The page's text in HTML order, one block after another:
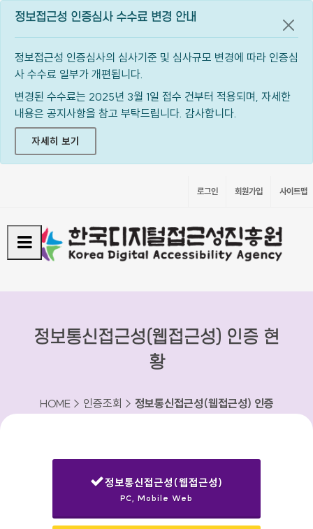
정보접근성 인증심사 수수료 변경 안내
정보접근성 인증심사의 심사기준 및 심사규모 변경에 따라 인증심
사 수수료 일부가 개편됩니다.
변경된 수수료는 2025년 3월 1일 접수 건부터 적용되며, 자세한
내용은 공지사항을 참고 부탁드립니다. 감사합니다.
자세히 보기
공지
로그인 회원가입 사이트맵
정보통신접근성(웹접근성) 인증 현
황
HOME > 인증조회 > 정보통신접근성(웹접근성) 인증
정보통신접근성(웹접근성)
PC, Mobile Web